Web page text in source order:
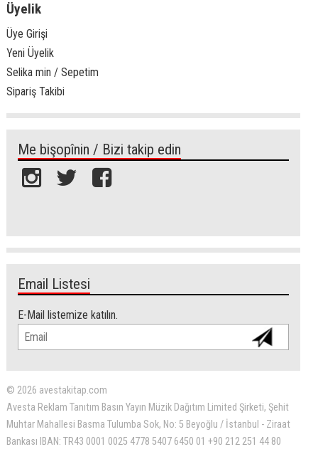
Üyelik
Üye Girişi
Yeni Üyelik
Selika min / Sepetim
Sipariş Takibi
Me bişopînin / Bizi takip edin
Email Listesi
E-Mail listemize katılın.
© 2026 avestakitap.com
Avesta Reklam Tanıtım Basın Yayın Müzik Dağıtım Limited Şirketi, Şehit
Muhtar Mahallesi Basma Tulumba Sok, No: 5 Beyoğlu / İstanbul - Ziraat
Bankası IBAN: TR43 0001 0025 4778 5407 6450 01 +90 212 251 44 80